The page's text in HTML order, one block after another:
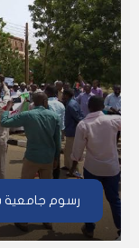
رسوم جامعية